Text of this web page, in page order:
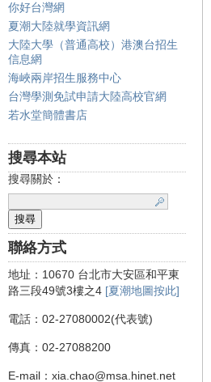
你好台灣網
夏潮大陸就學資訊網
大陸大學（普通高校）港澳台招生
信息網
海峽兩岸招生服務中心
台灣學測免試申請大陸高校官網
若水堂簡體書店
搜尋本站
搜尋關於：
聯絡方式
地址：10670 台北市大安區和平東
路三段49號3樓之4 [夏潮地圖按此]
電話：02-27080002(代表號)
傳真：02-27088200
E-mail：xia.chao@msa.hinet.net